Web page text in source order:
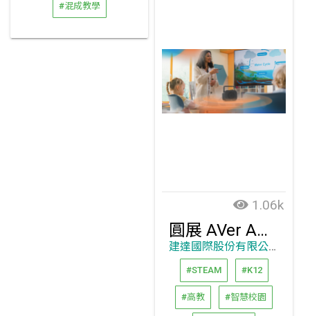
#混成教學
1.06k
圓展 AVer AmpliWave Go 可攜式音訊系統
建達國際股份有限公司
#STEAM #K12
#高教 #智慧校園